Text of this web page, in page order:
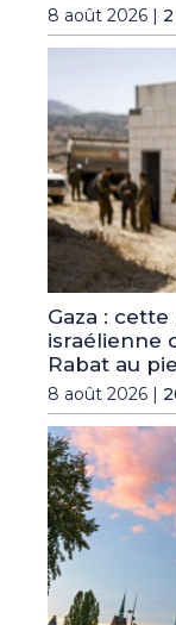
8 août 2026 |
Gaza :
israélienne
Rabat au
8 août 2026 |